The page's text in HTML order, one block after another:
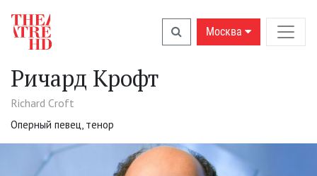
Москва
Ричард Крофт
Richard Croft
Оперный певец, тенор